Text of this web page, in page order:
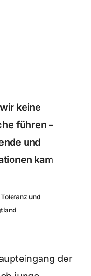
keine
führen –
und
kam
und
der